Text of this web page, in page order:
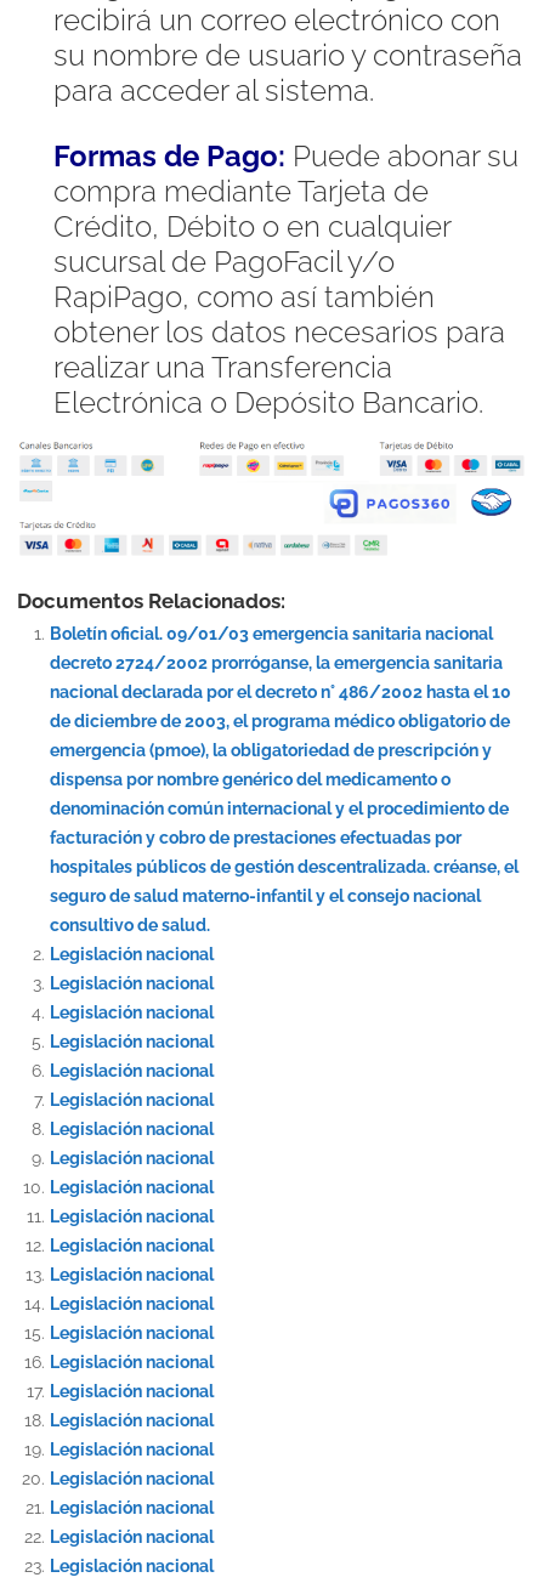
recibirá un correo electrónico con
su nombre de usuario y contraseña
para acceder al sistema.
Formas de Pago: Puede abonar su
compra mediante Tarjeta de
Crédito, Débito o en cualquier
sucursal de PagoFacil y/o
RapiPago, como así también
obtener los datos necesarios para
realizar una Transferencia
Electrónica o Depósito Bancario.
Documentos Relacionados:
Boletín oficial. 09/01/03 emergencia sanitaria nacional
decreto 2724/2002 prorróganse, la emergencia sanitaria
nacional declarada por el decreto n° 486/2002 hasta el 10
de diciembre de 2003, el programa médico obligatorio de
emergencia (pmoe), la obligatoriedad de prescripción y
dispensa por nombre genérico del medicamento o
denominación común internacional y el procedimiento de
facturación y cobro de prestaciones efectuadas por
hospitales públicos de gestión descentralizada. créanse, el
seguro de salud materno-infantil y el consejo nacional
consultivo de salud.
Legislación nacional
Legislación nacional
Legislación nacional
Legislación nacional
Legislación nacional
Legislación nacional
Legislación nacional
Legislación nacional
Legislación nacional
Legislación nacional
Legislación nacional
Legislación nacional
Legislación nacional
Legislación nacional
Legislación nacional
Legislación nacional
Legislación nacional
Legislación nacional
Legislación nacional
Legislación nacional
Legislación nacional
Legislación nacional